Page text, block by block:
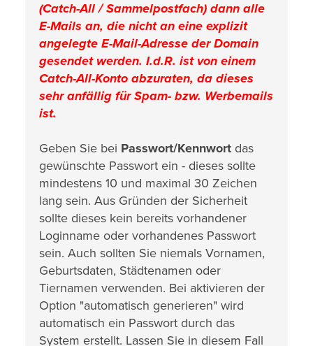
(Catch-All / Sammelpostfach) dann alle
E-Mails an, die nicht an eine explizit
angelegte E-Mail-Adresse der Domain
gesendet werden. I.d.R. ist von einem
Catch-All-Konto abzuraten, da dieses
sehr anfällig für Spam- bzw. Werbemails
ist.
Geben Sie bei Passwort/Kennwort das
gewünschte Passwort ein - dieses sollte
mindestens 10 und maximal 30 Zeichen
lang sein. Aus Gründen der Sicherheit
sollte dieses kein bereits vorhandener
Loginname oder vorhandenes Passwort
sein. Auch sollten Sie niemals Vornamen,
Geburtsdaten, Städtenamen oder
Tiernamen verwenden. Bei aktivieren der
Option "automatisch generieren" wird
automatisch ein Passwort durch das
System erstellt. Lassen Sie in diesem Fall